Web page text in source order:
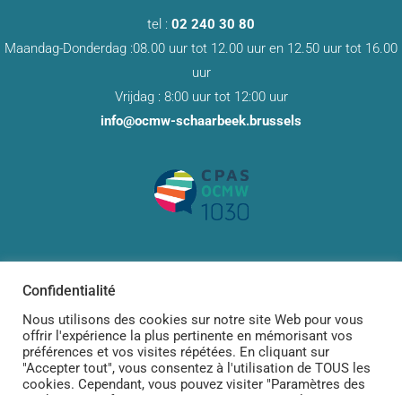
tel : 02 240 30 80
Maandag-Donderdag :08.00 uur tot 12.00 uur en 12.50 uur tot 16.00
uur
Vrijdag : 8:00 uur tot 12:00 uur
info@ocmw-schaarbeek.brussels
Designed by Dary Designfor POP Productions
Confidentialité
Nous utilisons des cookies sur notre site Web pour vous
offrir l'expérience la plus pertinente en mémorisant vos
préférences et vos visites répétées. En cliquant sur
"Accepter tout", vous consentez à l'utilisation de TOUS les
cookies. Cependant, vous pouvez visiter "Paramètres des